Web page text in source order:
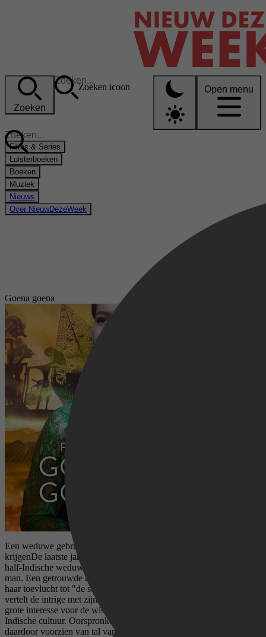
Zoeken
Zoeken icoon Open menu
Films & Series
Luisterboeken
Boeken
Muziek
Nieuws
Over NieuwDezeWeek
Goena goena
Een weduwe gebruikt magie om een man aan haar voeten te
krijgenDe laatste jaren van de 19de eeuw, Nederlands-Indië. De
half-Indische weduwe Den Ekster heeft haar zinnen gezet op een
man. Een getrouwde man. Om hem voor zich te winnen neemt ze
haar toevlucht tot "de stille kracht", oftewel magie. P.A. Daum
vertelt de intrige met zijn typische, nuchtere directheid en altijd met
grote interesse voor de wisselwerking tussen Nederlandse en
Indische cultuur. Oorspronkelijk geschreven als krantenfeuilleton en
daardoor voorzien van tal van cliffhangers. -